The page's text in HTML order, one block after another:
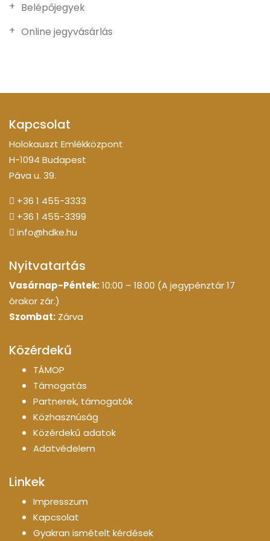
Belépőjegyek
Online jegyvásárlás
Kapcsolat
Holokauszt Emlékközpont
H-1094 Budapest
Páva u. 39.
+36 1 455-3333
+36 1 455-3399
info@hdke.hu
Nyitvatartás
Vasárnap-Péntek:10:00 – 18:00 (A jegypénztár 17
órakor zár.)
Szombat: Zárva
Közérdekű
TÁMOP
Támogatás
Partnerek, támogatók
Közhasznúság
Közérdekű adatok
Adatvédelem
Linkek
Impresszum
Kapcsolat
Gyakran ismételt kérdések